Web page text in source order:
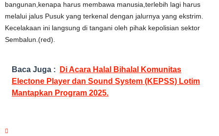
bangunan,kenapa harus membawa manusia,terlebih lagi harus
melalui jalus Pusuk yang terkenal dengan jalurnya yang ekstrim.
Kecelakaan ini langsung di tangani oleh pihak kepolisian sektor
Sembalun.(red).
Baca Juga :
Di Acara Halal Bihalal Komunitas
Electone Player dan Sound System (KEPSS) Lotim
Mantapkan Program 2025.